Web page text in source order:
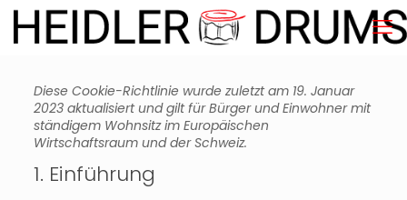
Diese Cookie-Richtlinie wurde zuletzt am 19. Januar
2023 aktualisiert und gilt für Bürger und Einwohner mit
ständigem Wohnsitz im Europäischen
Wirtschaftsraum und der Schweiz.
1. Einführung